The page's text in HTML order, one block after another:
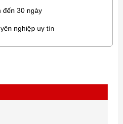
đến 30 ngày
nghiệp uy tín